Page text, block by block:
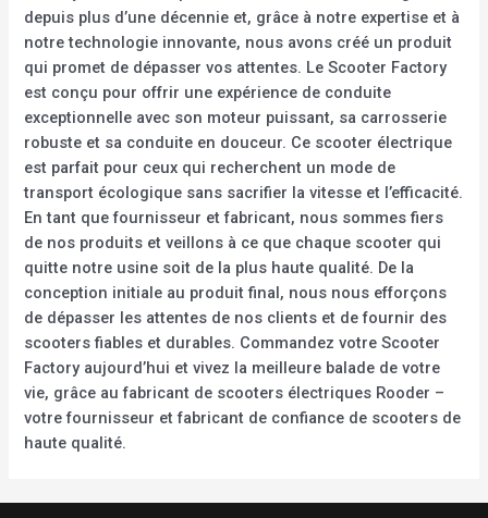
depuis plus d’une décennie et, grâce à notre expertise et à
notre technologie innovante, nous avons créé un produit
qui promet de dépasser vos attentes. Le Scooter Factory
est conçu pour offrir une expérience de conduite
exceptionnelle avec son moteur puissant, sa carrosserie
robuste et sa conduite en douceur. Ce scooter électrique
est parfait pour ceux qui recherchent un mode de
transport écologique sans sacrifier la vitesse et l’efficacité.
En tant que fournisseur et fabricant, nous sommes fiers
de nos produits et veillons à ce que chaque scooter qui
quitte notre usine soit de la plus haute qualité. De la
conception initiale au produit final, nous nous efforçons
de dépasser les attentes de nos clients et de fournir des
scooters fiables et durables. Commandez votre Scooter
Factory aujourd’hui et vivez la meilleure balade de votre
vie, grâce au fabricant de scooters électriques Rooder –
votre fournisseur et fabricant de confiance de scooters de
haute qualité.